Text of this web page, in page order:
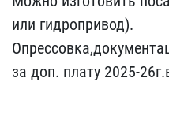
или ги​дропривод).
за доп. плату 20​25-